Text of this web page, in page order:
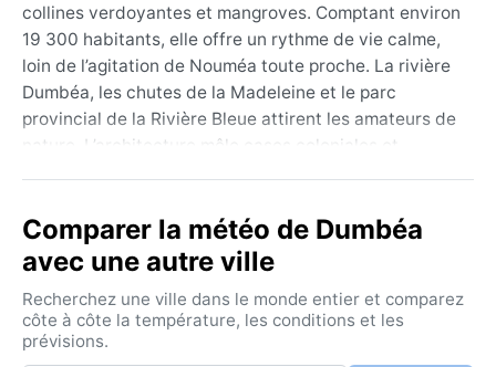
collines verdoyantes et mangroves. Comptant environ
19 300 habitants, elle offre un rythme de vie calme,
loin de l’agitation de Nouméa toute proche. La rivière
Dumbéa, les chutes de la Madeleine et le parc
provincial de la Rivière Bleue attirent les amateurs de
nature. L’architecture mêle cases coloniales et
ses randonnées, ses criques sauvages et la richesse
de sa flore tropicale.
Sous le climat de mousson tropicale (Am de Köppen),
Dumbéa connaît deux grandes saisons. L’été austral,
de novembre à avril, est chaud et très humide, avec
Comparer la météo de Dumbéa
avec une autre ville
Recherchez une ville dans le monde entier et comparez
côte à côte la température, les conditions et les
prévisions.